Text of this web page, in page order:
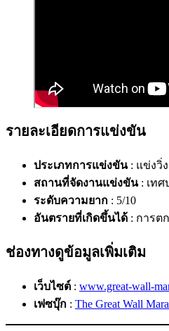
รายละเอียดการแข่งขัน
ประเภทการแข่งขัน: แข่งวิ่ง
สถานที่จัดงานแข่งขัน: เทศ
ระดับความยาก : 5/10
อันตรายที่เกิดขึ้นได้ : การต
ช่องทางดูข้อมูลเพิ่มเติม
เว็บไซต์ : www.great-wall-
เฟซบุ๊ก : The Great Wall